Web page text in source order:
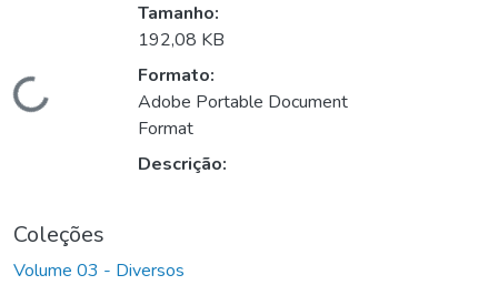
Carregando...
Tamanho:
192,08 KB
Formato:
Adobe Portable Document
Format
Descrição:
Coleções
Volume 03 - Diversos